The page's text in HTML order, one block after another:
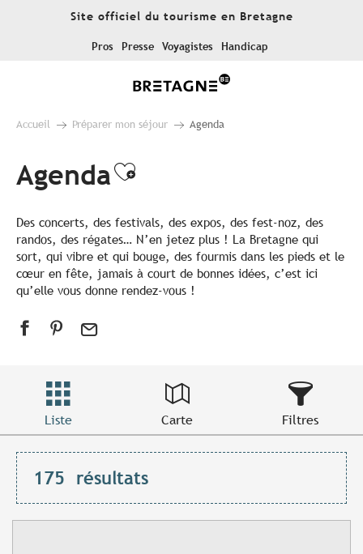
Site officiel du tourisme en Bretagne
Pros Presse Voyagistes Handicap
Accueil Préparer mon séjour Agenda
AgendaAjouter aux favoris
Des concerts, des festivals, des expos, des fest-noz, des
randos, des régates… N’en jetez plus ! La Bretagne qui
sort, qui vibre et qui bouge, des fourmis dans les pieds et le
cœur en fête, jamais à court de bonnes idées, c’est ici
qu’elle vous donne rendez-vous !
Liste Carte Filtres
175 résultats